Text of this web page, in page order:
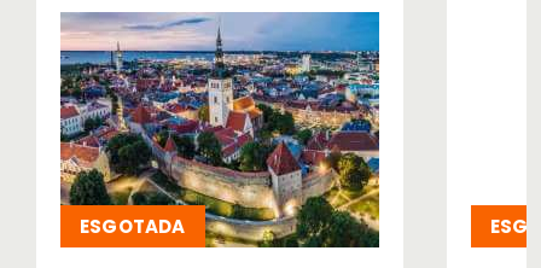
Meteorologia
Consulte o tempo no seu destino
ESGOTADA